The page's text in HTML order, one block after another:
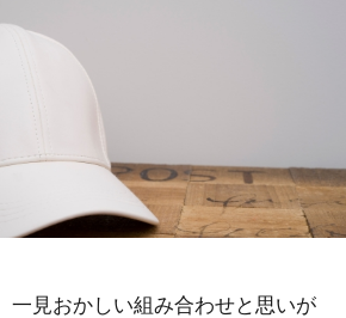
一見おかしい組み合わせと思いが